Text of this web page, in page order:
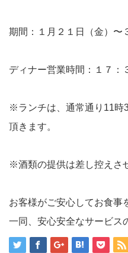
期間：１月２１日（金）〜
ディナー営業時間：１７：
※ランチは、通常通り11時
頂きます。
※酒類の提供は差し控えさ
お客様がご安心してお食事
一同、安心安全なサービス